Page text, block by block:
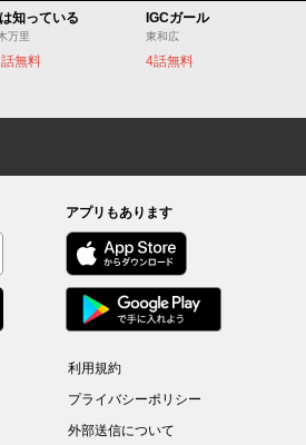
知っている
万里
無料
IGCガール
東和広
4話無料
アプリもあります
利用規約
プライバシーポリシー
外部送信について